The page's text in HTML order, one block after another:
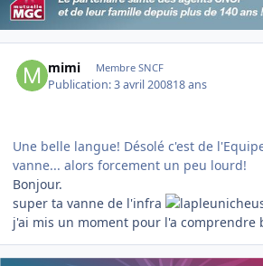
mimi Membre SNCF
Publication:3 avril 200818 ans
Une belle langue! Désolé c'est de
vanne... alors forcement un peu lourd!
Bonjour.
super ta vanne de l'infra
j'ai mis un moment pour l'a comprendre